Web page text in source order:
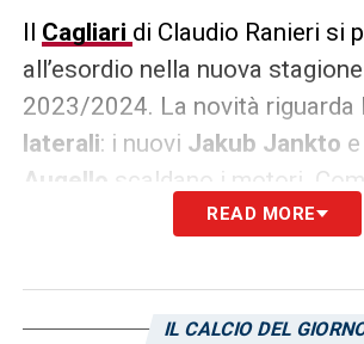
Il Cagliari di Claudio Ranieri si
all’esordio nella nuova
2023/2024. La novità riguarda
laterali: i nuovi Jakub Jankto e
Augello
scaldano i motori.
dall’Unione sarda nell’edizione
vecchie conoscenze del
adesso alla guida dei
READ MORE
IL CALCIO DEL